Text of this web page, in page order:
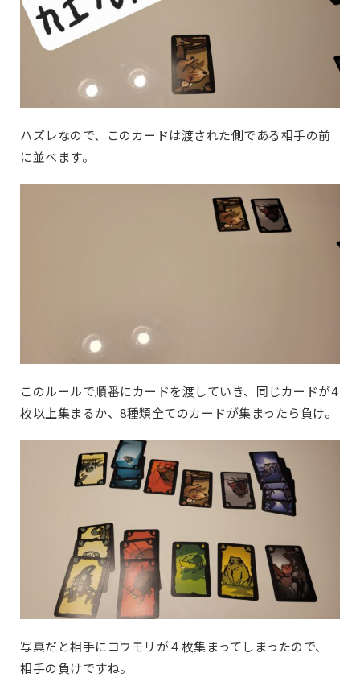
ハズレなので、このカードは渡された側である相手の前
に並べます。
このルールで順番にカードを渡していき、同じカードが4
枚以上集まるか、8種類全てのカードが集まったら負け。
写真だと相手にコウモリが４枚集まってしまったので、
相手の負けですね。